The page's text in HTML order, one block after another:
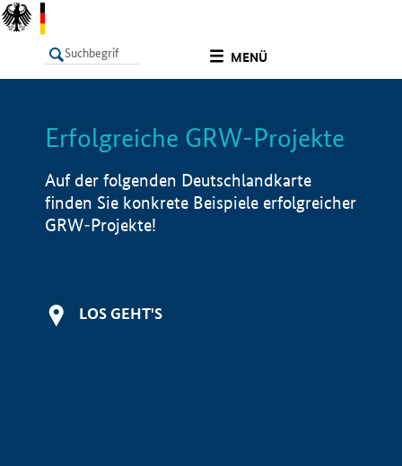
MENÜ
LISTE Info
Erfolgreiche GRW-Projekte
Auf der folgenden Deutschlandkarte
finden Sie konkrete Beispiele erfolgreicher
GRW-Projekte!
LOS GEHT'S